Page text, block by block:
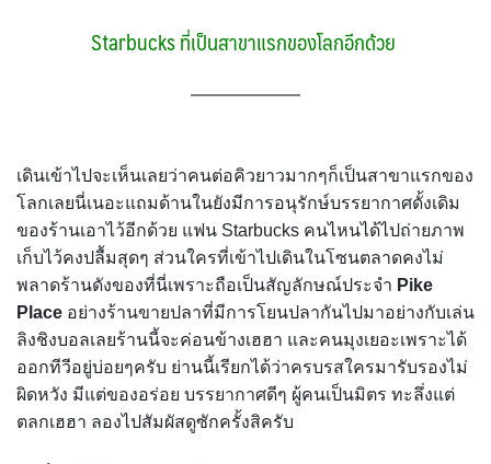
Starbucks ที่เป็นสาขาแรกของโลกอีกด้วย
เดินเข้าไปจะเห็นเลยว่าคนต่อคิวยาวมากๆก็เป็นสาขาแรกของ
โลกเลยนี่เนอะแถมด้านในยังมีการอนุรักษ์บรรยากาศดั้งเดิม
ของร้านเอาไว้อีกด้วย แฟน Starbucks คนไหนได้ไปถ่ายภาพ
เก็บไว้คงปลื้มสุดๆ ส่วนใครที่เข้าไปเดินในโซนตลาดคงไม่
พลาดร้านดังของที่นี่เพราะถือเป็นสัญลักษณ์ประจำ Pike
Place อย่างร้านขายปลาที่มีการโยนปลากันไปมาอย่างกับเล่น
ลิงชิงบอลเลยร้านนี้จะค่อนข้างเฮฮา และคนมุงเยอะเพราะได้
ออกทีวีอยู่บ่อยๆครับ ย่านนี้เรียกได้ว่าครบรสใครมารับรองไม่
ผิดหวัง มีแต่ของอร่อย บรรยากาศดีๆ ผู้คนเป็นมิตร ทะลึ่งแต่
ตลกเฮฮา ลองไปสัมผัสดูซักครั้งสิครับ